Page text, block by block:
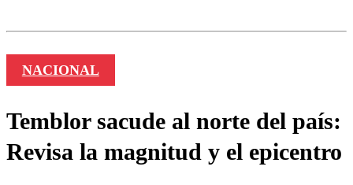
NACIONAL
Temblor sacude al norte del país:
Revisa la magnitud y el epicentro